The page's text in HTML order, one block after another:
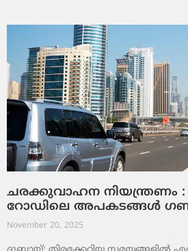
ചരക്കുവാഹന നിയന്ത്രണം :
റോഡിലെ അപകടങ്ങൾ
November 20, 2025